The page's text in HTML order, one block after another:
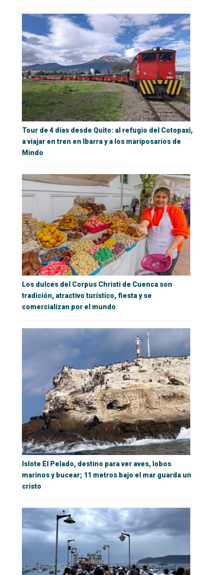
Tour de 4 días desde Quito: al refugio del Cotopaxi,
a viajar en tren en Ibarra y a los mariposarios de
Mindo
Los dulces del Corpus Christi de Cuenca son
tradición, atractivo turístico, fiesta y se
comercializan por el mundo
Islote El Pelado, destino para ver aves, lobos
marinos y bucear; 11 metros bajo el mar guarda un
cristo